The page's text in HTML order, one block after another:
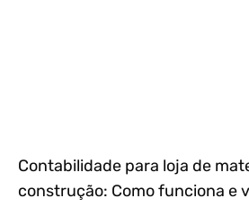
Contabilidade para loja de
construção: Como funciona e